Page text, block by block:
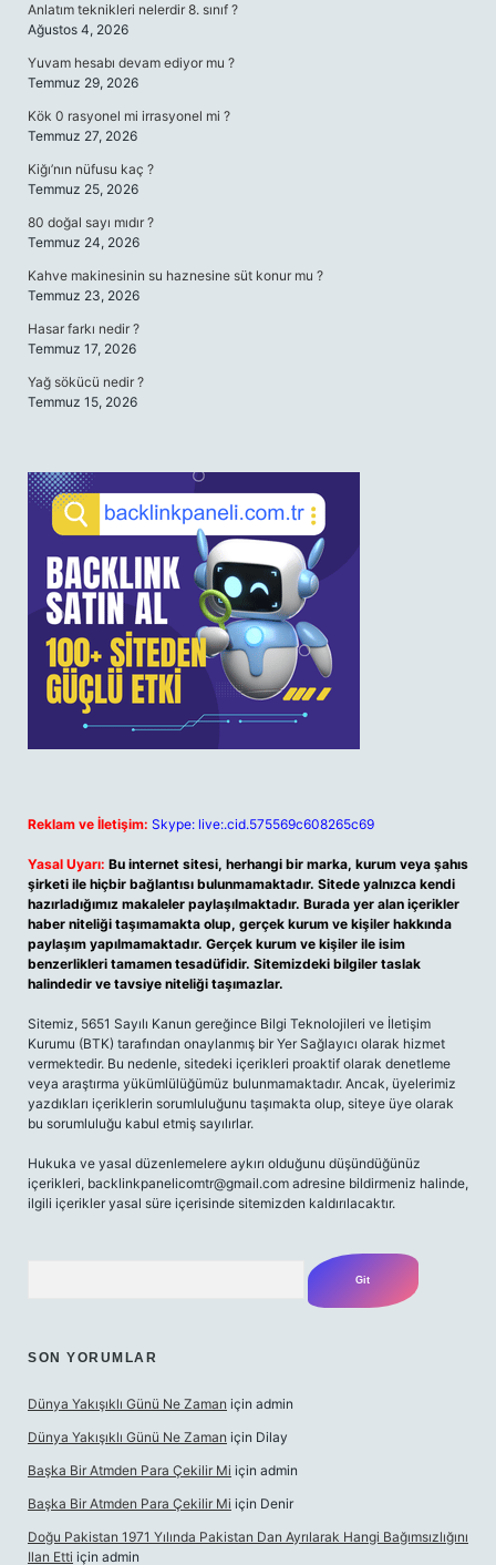
Anlatım teknikleri nelerdir 8. sınıf ?
Ağustos 4, 2026
Yuvam hesabı devam ediyor mu ?
Temmuz 29, 2026
Kök 0 rasyonel mi irrasyonel mi ?
Temmuz 27, 2026
Kiğı’nın nüfusu kaç ?
Temmuz 25, 2026
80 doğal sayı mıdır ?
Temmuz 24, 2026
Kahve makinesinin su haznesine süt konur mu ?
Temmuz 23, 2026
Hasar farkı nedir ?
Temmuz 17, 2026
Yağ sökücü nedir ?
Temmuz 15, 2026
Reklam ve İletişim: Skype: live:.cid.575569c608265c69
Yasal Uyarı: Bu internet sitesi, herhangi bir marka, kurum veya şahıs
şirketi ile hiçbir bağlantısı bulunmamaktadır. Sitede yalnızca kendi
hazırladığımız makaleler paylaşılmaktadır. Burada yer alan içerikler
haber niteliği taşımamakta olup, gerçek kurum ve kişiler hakkında
paylaşım yapılmamaktadır. Gerçek kurum ve kişiler ile isim
benzerlikleri tamamen tesadüfidir. Sitemizdeki bilgiler taslak
halindedir ve tavsiye niteliği taşımazlar.
Sitemiz, 5651 Sayılı Kanun gereğince Bilgi Teknolojileri ve İletişim
Kurumu (BTK) tarafından onaylanmış bir Yer Sağlayıcı olarak hizmet
vermektedir. Bu nedenle, sitedeki içerikleri proaktif olarak denetleme
veya araştırma yükümlülüğümüz bulunmamaktadır. Ancak, üyelerimiz
yazdıkları içeriklerin sorumluluğunu taşımakta olup, siteye üye olarak
bu sorumluluğu kabul etmiş sayılırlar.
Hukuka ve yasal düzenlemelere aykırı olduğunu düşündüğünüz
içerikleri, backlinkpanelicomtr@gmail.com adresine bildirmeniz halinde,
ilgili içerikler yasal süre içerisinde sitemizden kaldırılacaktır.
SON YORUMLAR
Dünya Yakışıklı Günü Ne Zaman için admin
Dünya Yakışıklı Günü Ne Zaman için Dilay
Başka Bir Atmden Para Çekilir Mi için admin
Başka Bir Atmden Para Çekilir Mi için Denir
Doğu Pakistan 1971 Yılında Pakistan Dan Ayrılarak Hangi Bağımsızlığını
Ilan Etti için admin